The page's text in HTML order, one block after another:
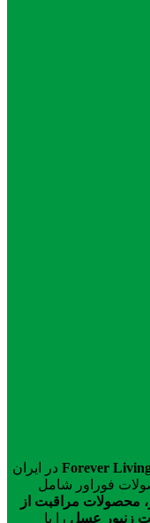
Forever در ایران
فوراور شامل
محصولات مراقبت از
زنبور عسل را با